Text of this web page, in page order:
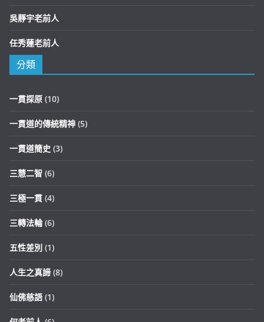
吳靜宇老前人
任秀蓮老前人
分類
一貫探原 (10)
一貫道的傳統精神 (5)
一貫道簡史 (3)
三慧二智 (6)
三極一貫 (4)
三轉法輪 (6)
五性差別 (1)
人生之真諦 (8)
仙佛慈語 (1)